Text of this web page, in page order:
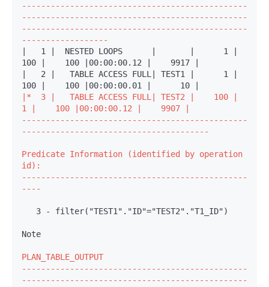
-----------------------------------------------
-----------------------------------------------
-----------------------------------------------
------------------
|   1 |  NESTED LOOPS      |       |      1 |
100 |    100 |00:00:00.12 |    9917 |
|   2 |   TABLE ACCESS FULL| TEST1 |      1 |
|*  3 |   TABLE ACCESS FULL| TEST2 |    100 |
1 |    100 |00:00:00.12 |    9907 |
-----------------------------------------------
---------------------------------------
Predicate Information (identified by operation
id):
-----------------------------------------------
----
   3 - filter("TEST1"."ID"="TEST2"."T1_ID")
Note
PLAN_TABLE_OUTPUT
-----------------------------------------------
-----------------------------------------------